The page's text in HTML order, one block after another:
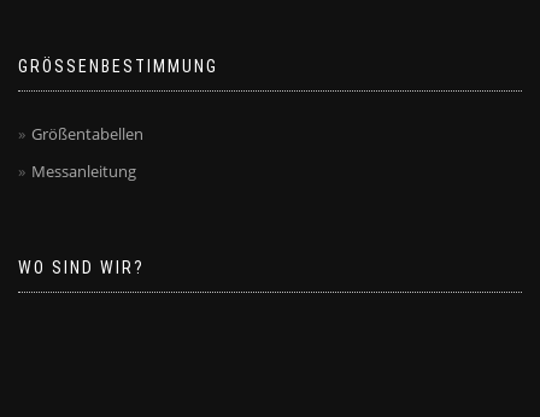
GRÖSSENBESTIMMUNG
Größentabellen
Messanleitung
WO SIND WIR?